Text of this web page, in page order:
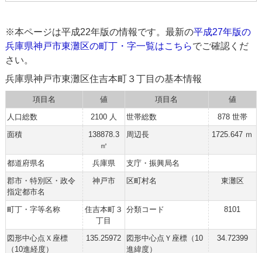
※本ページは平成22年版の情報です。最新の平成27年版の
兵庫県神戸市東灘区の町丁・字一覧はこちらでご確認くだ
さい。
兵庫県神戸市東灘区住吉本町３丁目の基本情報
項目名 値 項目名
値
人口総数
2100 人 世帯総数
878 世帯
面積
138878.3
㎡
周辺長 1725.647 ｍ
都道府県名 兵庫県
支庁・振興局名
郡市・特別区・政令
指定都市名
神戸市 区町村名 東灘区
町丁・字等名称
住吉本町３
丁目
分類コード 8101
図形中心点Ｘ座標
（10進経度）
135.25972
図形中心点Ｙ座標（10
進緯度）
34.72399